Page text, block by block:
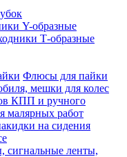
Y-образные
Т-образные
Флюсы для пайки
мешки для колес
КПП и ручного
малярных работ
на сидения
сигнальные ленты,